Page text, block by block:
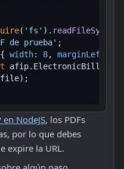
( 'fs' ). readFileSync
de prueba' ;
width: 8, marginLeft
afip. ElectronicBilling
file);
en NodeJS, los PDFs
por lo que debes
expire la URL.